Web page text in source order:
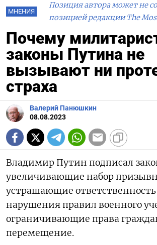
МНЕНИЯ
Позиция автора может не
позицией редакции The
Почему
законы Путина не
вызывают ни
страха
Валерий Панюшкин
08.08.2023
Владимир Путин подписал
увеличивающие набор
устрашающие ответственность
нарушения правил военного
ограничивающие права
перемещение.